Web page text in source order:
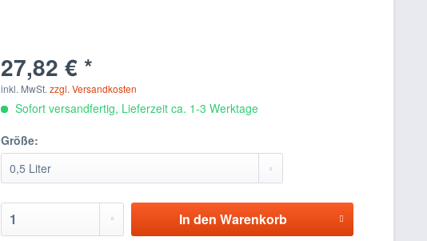
27,82 € *
inkl. MwSt.zzgl. Versandkosten
Sofort versandfertig, Lieferzeit ca. 1-3 Werktage
Größe:
In den Warenkorb